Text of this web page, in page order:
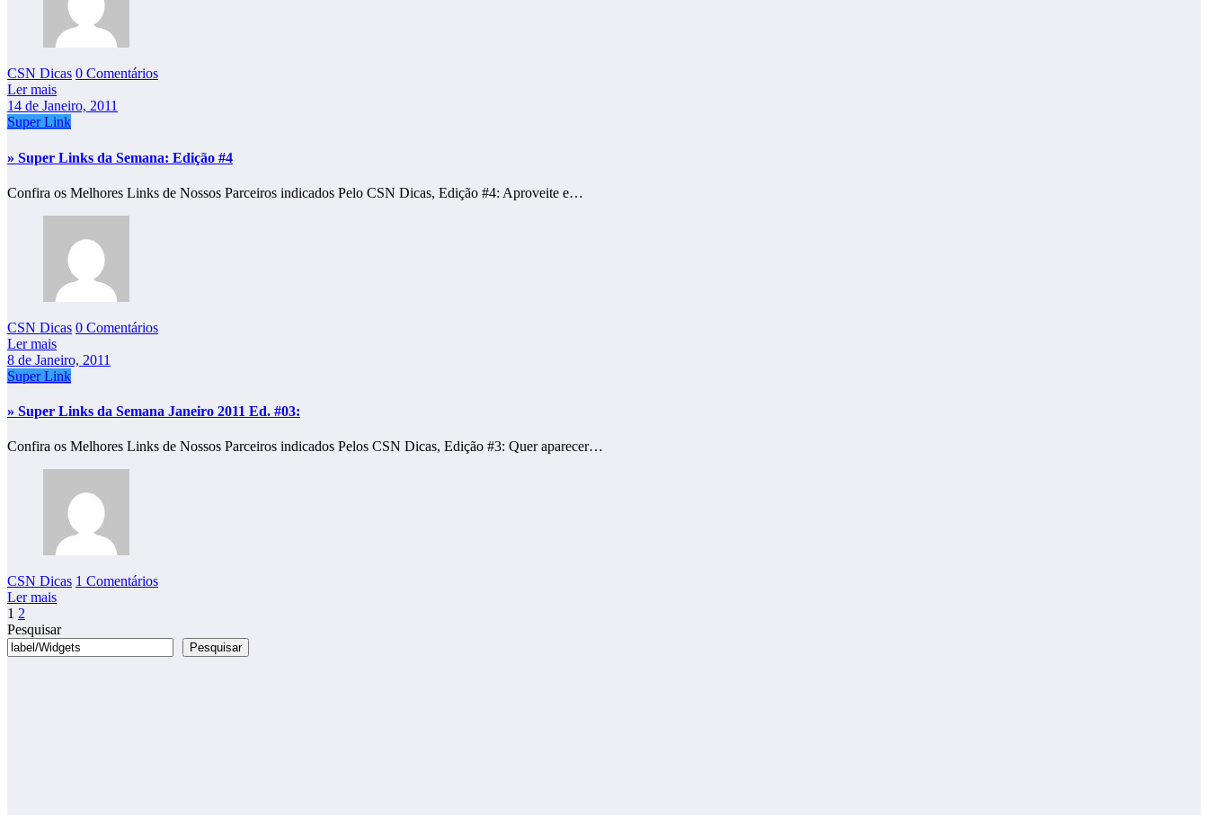
CSN Dicas 0 Comentários
Ler mais
14 de Janeiro, 2011
Super Link
» Super Links da Semana: Edição #4
Confira os Melhores Links de Nossos Parceiros indicados Pelo CSN Dicas, Edição #4: Aproveite e…
CSN Dicas 0 Comentários
Ler mais
8 de Janeiro, 2011
Super Link
» Super Links da Semana Janeiro 2011 Ed. #03:
Confira os Melhores Links de Nossos Parceiros indicados Pelos CSN Dicas, Edição #3: Quer aparecer…
CSN Dicas 1 Comentários
Ler mais
Paginação
dos
1 2
Pesquisar
Pesquisar